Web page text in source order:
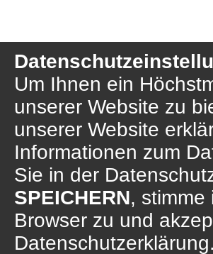
Um Ihnen ein
unserer Website zu
unserer Website
Informationen zum
Sie in der
SPEICHERN, stimme
Browser zu und